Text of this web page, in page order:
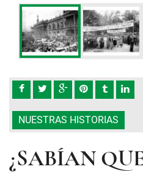
NUESTRAS HISTORIAS
¿SABÍAN